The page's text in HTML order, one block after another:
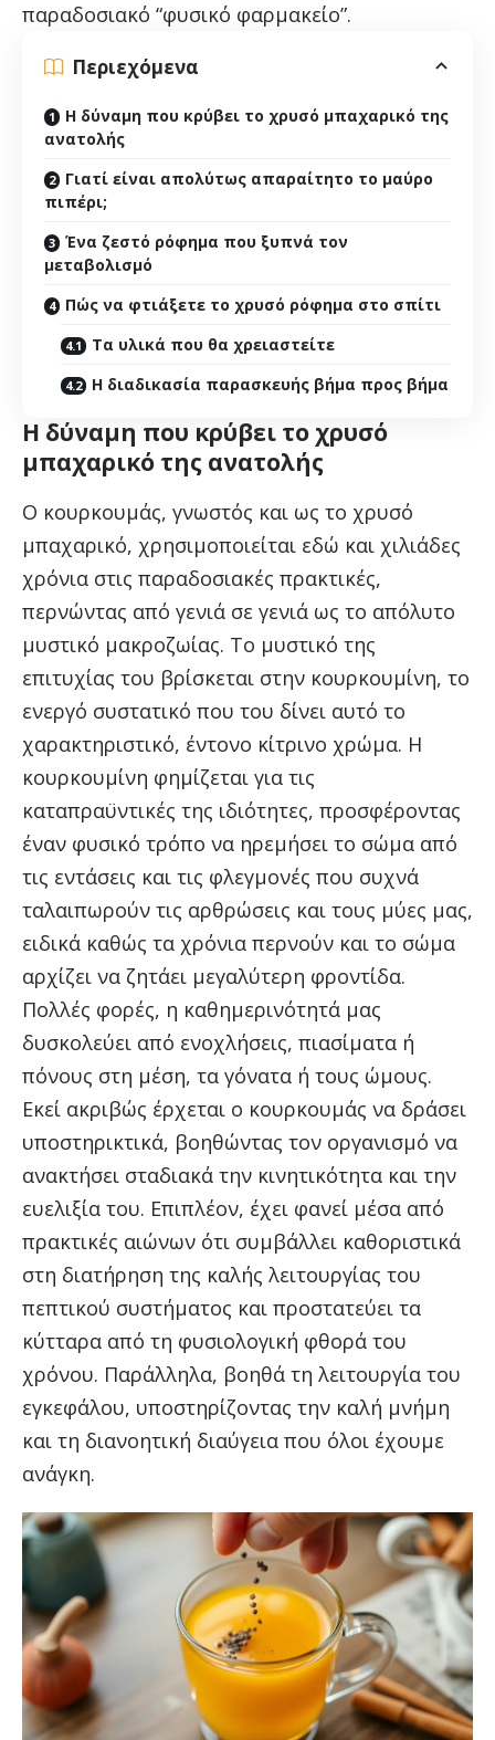
παραδοσιακό “φυσικό φαρμακείο”.
Περιεχόμενα
Η δύναμη που κρύβει το χρυσό μπαχαρικό της
ανατολής
Γιατί είναι απολύτως απαραίτητο το μαύρο
πιπέρι;
Ένα ζεστό ρόφημα που ξυπνά τον
μεταβολισμό
Πώς να φτιάξετε το χρυσό ρόφημα στο σπίτι
Τα υλικά που θα χρειαστείτε
Η διαδικασία παρασκευής βήμα προς βήμα
Η δύναμη που κρύβει το χρυσό
μπαχαρικό της ανατολής
Ο κουρκουμάς, γνωστός και ως το χρυσό
μπαχαρικό, χρησιμοποιείται εδώ και χιλιάδες
χρόνια στις παραδοσιακές πρακτικές,
περνώντας από γενιά σε γενιά ως το απόλυτο
μυστικό μακροζωίας. Το μυστικό της
επιτυχίας του βρίσκεται στην κουρκουμίνη, το
ενεργό συστατικό που του δίνει αυτό το
χαρακτηριστικό, έντονο κίτρινο χρώμα. Η
κουρκουμίνη φημίζεται για τις
καταπραϋντικές της ιδιότητες, προσφέροντας
έναν φυσικό τρόπο να ηρεμήσει το σώμα από
τις εντάσεις και τις φλεγμονές που συχνά
ταλαιπωρούν τις αρθρώσεις και τους μύες μας,
ειδικά καθώς τα χρόνια περνούν και το σώμα
αρχίζει να ζητάει μεγαλύτερη φροντίδα.
Πολλές φορές, η καθημερινότητά μας
δυσκολεύει από ενοχλήσεις, πιασίματα ή
πόνους στη μέση, τα γόνατα ή τους ώμους.
Εκεί ακριβώς έρχεται ο κουρκουμάς να δράσει
υποστηρικτικά, βοηθώντας τον οργανισμό να
ανακτήσει σταδιακά την κινητικότητα και την
ευελιξία του. Επιπλέον, έχει φανεί μέσα από
πρακτικές αιώνων ότι συμβάλλει καθοριστικά
στη διατήρηση της καλής λειτουργίας του
πεπτικού συστήματος και προστατεύει τα
κύτταρα από τη φυσιολογική φθορά του
χρόνου. Παράλληλα, βοηθά τη λειτουργία του
εγκεφάλου, υποστηρίζοντας την καλή μνήμη
και τη διανοητική διαύγεια που όλοι έχουμε
ανάγκη.